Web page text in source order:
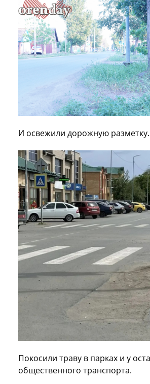
И освежили дорожную разметку.
Покосили траву в парках и у
общественного транспорта.